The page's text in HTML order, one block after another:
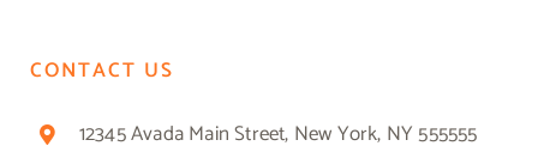
CONTACT US
12345 Avada Main Street, New York, NY 555555